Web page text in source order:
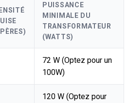
PUISSANCE
MINIMALE DU
TRANSFORMATEUR
(WATTS)
72 W (Optez pour un
100W)
120 W (Optez pour